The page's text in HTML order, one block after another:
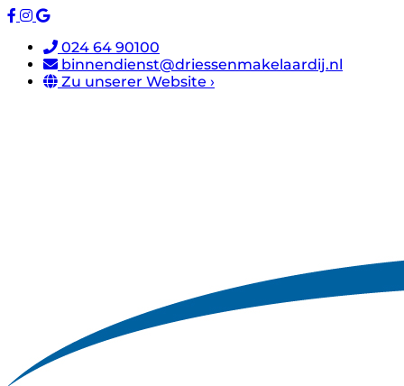
024 64 90100
binnendienst@driessenmakelaardij.nl
Zu unserer Website ›